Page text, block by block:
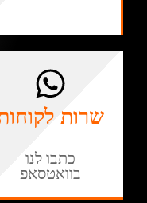
שרות לקוחות
כתבו לנו
בוואטסאפ